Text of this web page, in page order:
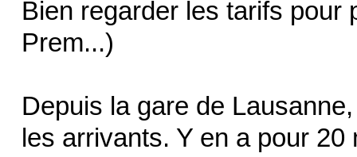
Bien regarder les tarifs pour
Prem...)
Depuis la gare de
les arrivants. Y en a pour